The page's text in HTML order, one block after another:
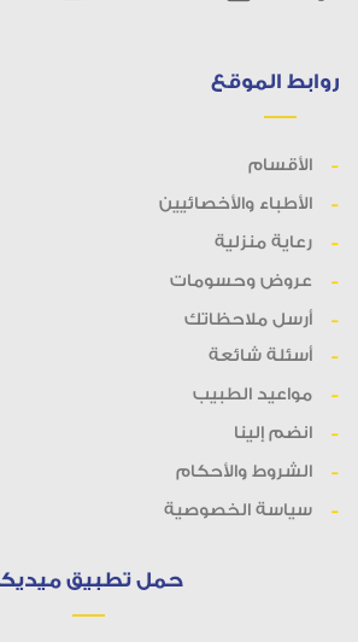
روابط الموقع
الأقسام
الأطباء والأخصائيين
رعاية منزلية
عروض وحسومات
أرسل ملاحظاتك
أسئلة شائعة
مواعيد الطبيب
انضم إلينا
الشروط والأحكام
سياسة الخصوصية
حمل تطبيق